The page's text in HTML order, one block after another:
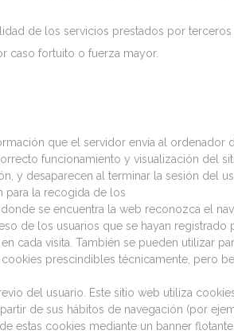
de los servicios prestados por
caso fortuito o fuerza mayor.
que el servidor envía al ordenador
funcionamiento y visualización del
y desaparecen al terminar la sesión del
para la recogida de los
se encuentra la web reconozca el
de los usuarios que se hayan registrado
cada visita. También se pueden utilizar
prescindibles técnicamente, pero
del usuario. Este sitio web utiliza
de sus hábitos de navegación (por
estas cookies mediante un banner